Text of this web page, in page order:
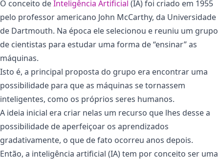
O conceito deInteligência Artificial (IA) foi criado em 1955
pelo professor americano John McCarthy, da Universidade
de Dartmouth. Na época ele selecionou e reuniu um grupo
de cientistas para estudar uma forma de “ensinar” as
máquinas.
Isto é, a principal proposta do grupo era encontrar uma
possibilidade para que as máquinas se tornassem
inteligentes, como os próprios seres humanos.
A ideia inicial era criar nelas um recurso que lhes desse a
possibilidade de aperfeiçoar os aprendizados
gradativamente, o que de fato ocorreu anos depois.
Então, a inteligência artificial (IA) tem por conceito ser uma